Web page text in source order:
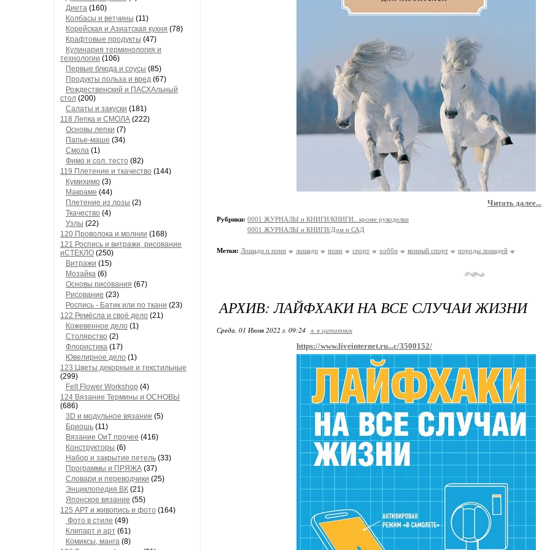
Диета (160)
Колбасы и ветчины (11)
Корейская и Азиатская кухня (78)
Крафтовые продукты (47)
Кулинария терминология и
технологии (106)
Первые блюда и соусы (85)
Продукты польза и вред (67)
Рождественский и ПАСХАльный
стол (200)
Салаты и закуски (181)
118 Лепка и СМОЛА (222)
Основы лепки (7)
Папье-маше (34)
Смола (1)
Фимо и сол. тесто (82)
119 Плетение и ткачество (144)
Кумихимо (3)
Макраме (44)
Плетение из лозы (2)
Ткачество (4)
Узлы (22)
120 Проволока и молнии (168)
121 Роспись и витражи, рисование
иСТЕКЛО (250)
Витражи (15)
Мозайка (6)
Основы рисования (67)
Рисование (23)
Роспись - Батик или по ткани (23)
122 Ремёсла и своё дело (21)
Кожевенное дело (1)
Столярство (2)
Флористика (17)
Ювелирное дело (1)
123 Цветы декорные и текстильные
(299)
Felt Flower Workshop (4)
124 Вязание Термины и ОСНОВЫ
(686)
3D и модульное вязание (5)
Бриошь (11)
Вязание ОиТ прочее (416)
Конструкторы (6)
Набор и закрытие петель (33)
Программы и ПРЯЖА (37)
Словари и переводчики (25)
Энциклопедия ВК (21)
Японское вязание (55)
125 АРТ и живопись и фото (164)
Фото в стиле (49)
Клипарт и арт (61)
Комиксы, манга (8)
Читать далее...
Рубрики: 0001 ЖУРНАЛЫ и КНИГИ/КНИГИ...кроме рукоделки
0001 ЖУРНАЛЫ и КНИГИ/Дом и САД
Метки: Лошади и пони лошади пони спорт хобби конный спорт породы лошадей
АРХИВ: ЛАЙФХАКИ НА ВСЕ СЛУЧАИ ЖИЗНИ
Среда, 01 Июня 2022 г. 09:24 + в цитатник
https://www.liveinternet.ru...c/3500152/